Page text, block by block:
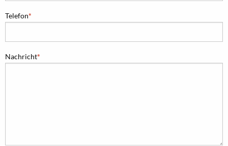
Telefon
Nachricht